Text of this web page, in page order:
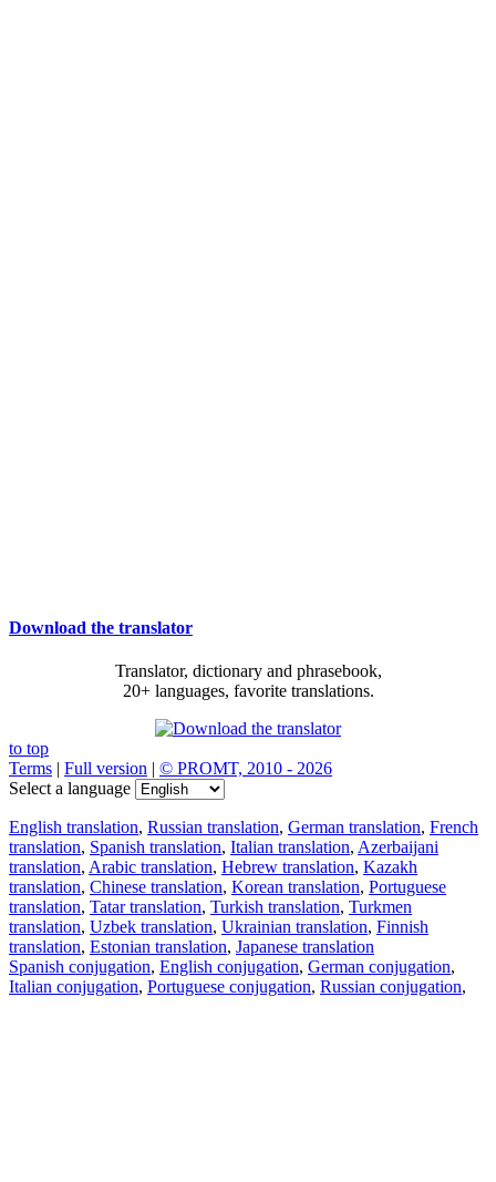
Download the translator
Translator, dictionary and phrasebook,
20+ languages, favorite translations.
to top
Terms | Full version | © PROMT, 2010 - 2026
Select a language
English translation, Russian translation, German translation, French
translation, Spanish translation, Italian translation, Azerbaijani
translation, Arabic translation, Hebrew translation, Kazakh
translation, Chinese translation, Korean translation, Portuguese
translation, Tatar translation, Turkish translation, Turkmen
translation, Uzbek translation, Ukrainian translation, Finnish
translation, Estonian translation, Japanese translation
Spanish conjugation, English conjugation, German conjugation,
Italian conjugation, Portuguese conjugation, Russian conjugation,